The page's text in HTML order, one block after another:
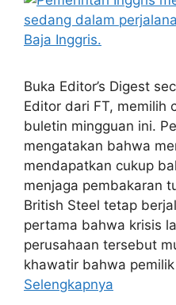
Buka Editor’s Digest
Editor dari FT, memilih
buletin mingguan ini.
mengatakan bahwa
mendapatkan cukup
menjaga pembakaran
British Steel tetap
pertama bahwa krisis
perusahaan tersebut
khawatir bahwa
Selengkapnya